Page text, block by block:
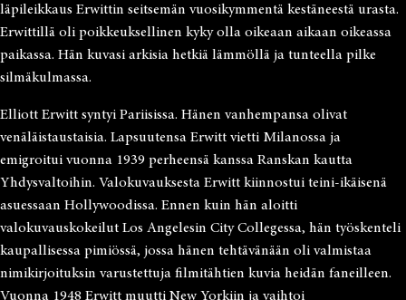
läpileikkaus Erwittin seitsemän vuosikymmentä kestäneestä urasta.
Erwittillä oli poikkeuksellinen kyky olla oikeaan aikaan oikeassa
paikassa. Hän kuvasi arkisia hetkiä lämmöllä ja tunteella pilke
silmäkulmassa.
Elliott Erwitt syntyi Pariisissa. Hänen vanhempansa olivat
venäläistaustaisia. Lapsuutensa Erwitt vietti Milanossa ja
emigroitui vuonna 1939 perheensä kanssa Ranskan kautta
Yhdysvaltoihin. Valokuvauksesta Erwitt kiinnostui teini-ikäisenä
asuessaan Hollywoodissa. Ennen kuin hän aloitti
valokuvauskokeilut Los Angelesin City Collegessa, hän työskenteli
kaupallisessa pimiössä, jossa hänen tehtävänään oli valmistaa
nimikirjoituksin varustettuja filmitähtien kuvia heidän faneilleen.
Vuonna 1948 Erwitt muutti New Yorkiin ja vaihtoi